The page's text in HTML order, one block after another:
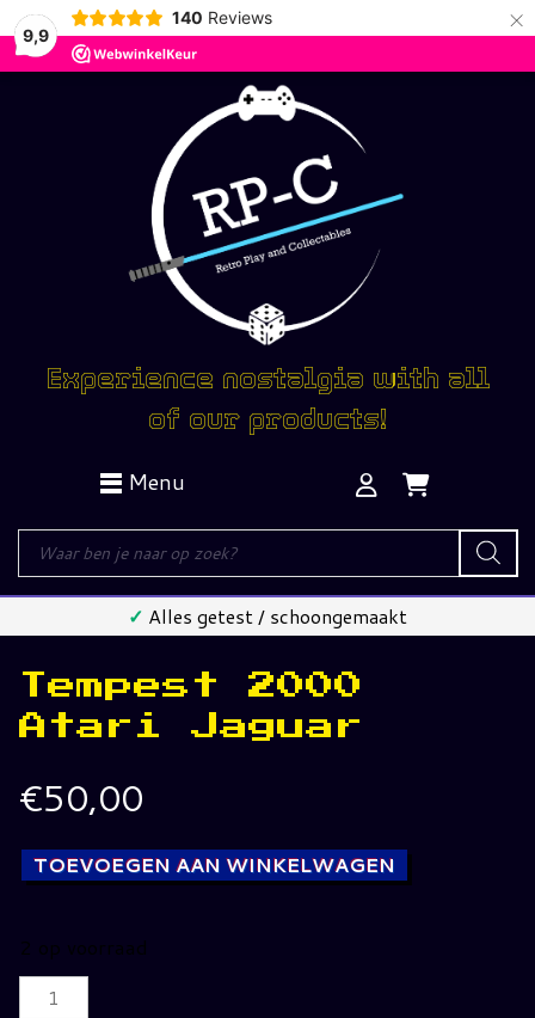
9,9
140 Reviews ×
Experience nostalgia with all
of our products!
Menu
Producten
zoeken
✓ Alles getest / schoongemaakt
Tempest 2000
Atari Jaguar
€50,00
TOEVOEGEN AAN WINKELWAGEN
2 op voorraad
Tempest